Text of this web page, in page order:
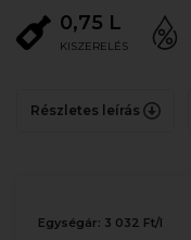
0,75 L
KISZERELÉS
Részletes leírás
Egységár: 3 032 Ft/l